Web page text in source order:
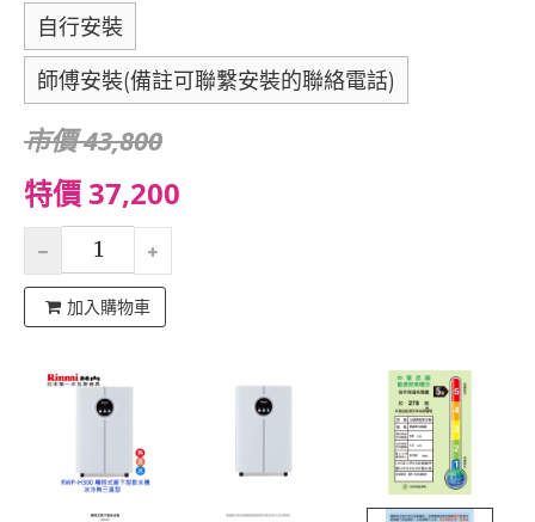
自行安裝
師傅安裝(備註可聯繫安裝的聯絡電話)
市價 43,800
特價 37,200
加入購物車